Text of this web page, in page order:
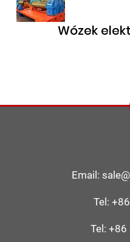
Wózek
Email:
Tel:
Tel: +86